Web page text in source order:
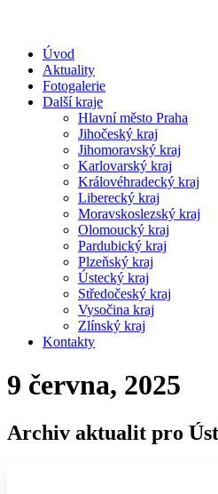
Úvod
Aktuality
Fotogalerie
Další kraje
Hlavní město Praha
Jihočeský kraj
Jihomoravský kraj
Karlovarský kraj
Královéhradecký kraj
Liberecký kraj
Moravskoslezský kraj
Olomoucký kraj
Pardubický kraj
Plzeňský kraj
Ústecký kraj
Středočeský kraj
Vysočina kraj
Zlínský kraj
Kontakty
9 června, 2025
Archiv aktualit pro